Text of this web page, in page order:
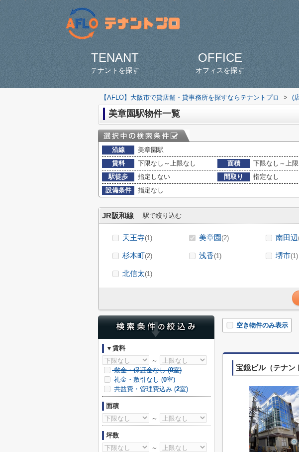
TENANT
テナントを探す
OFFICE
オフィスを探す
【AFLO】大阪市で貸店舗・貸事務所を探すならテナントプロ > (
美章園駅物件一覧
沿線
美章園駅
賃料
下限なし～上限なし 面積 下限なし～上
駅徒歩
指定しない 間取り
指定なし
設備条件
指定なし
JR阪和線 駅で絞り込む
天王寺(1) 美章園(2) 南田辺
杉本町(2) 浅香(1) 堺市(1)
北信太(1)
空き物件のみ表示
宝鏡ビル（テナン
▼賃料
～
敷金・保証金なし (0室)
礼金・敷引なし (0室)
共益費・管理費込み (2室)
面積
～
坪数
～